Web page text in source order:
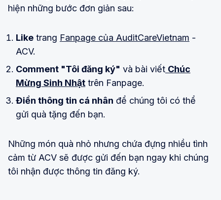
hiện những bước đơn giản sau:
Like trang Fanpage của AuditCareVietnam -
ACV.
Comment "Tôi đăng ký" và bài viết Chúc
Mừng Sinh Nhật trên Fanpage.
Điền thông tin cá nhân để chúng tôi có thể
gửi quà tặng đến bạn.
Những món quà nhỏ nhưng chứa đựng nhiều tình
cảm từ ACV sẽ được gửi đến bạn ngay khi chúng
tôi nhận được thông tin đăng ký.